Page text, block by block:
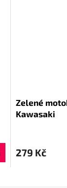
Zelené
Kawasaki
279 Kč